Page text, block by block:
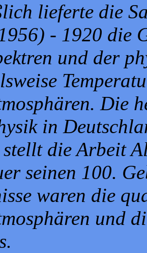
lieferte die
- 1920 die
und der
Die
in
die Arbeit
seinen 100.
waren die
und